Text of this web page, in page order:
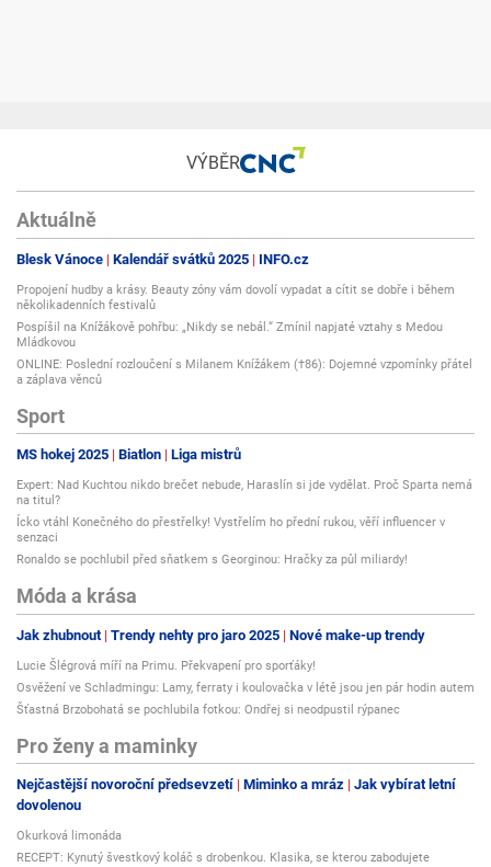
VÝBĚR
Aktuálně
Blesk Vánoce Kalendář svátků 2025 INFO.cz
Propojení hudby a krásy. Beauty zóny vám dovolí vypadat a cítit se dobře i během
několikadenních festivalů
Pospíšil na Knížákově pohřbu: „Nikdy se nebál.“ Zmínil napjaté vztahy s Medou
Mládkovou
ONLINE: Poslední rozloučení s Milanem Knížákem (†86): Dojemné vzpomínky přátel
a záplava věnců
Sport
MS hokej 2025 Biatlon Liga mistrů
Expert: Nad Kuchtou nikdo brečet nebude, Haraslín si jde vydělat. Proč Sparta nemá
na titul?
Ícko vtáhl Konečného do přestřelky! Vystřelím ho přední rukou, věří influencer v
senzaci
Ronaldo se pochlubil před sňatkem s Georginou: Hračky za půl miliardy!
Móda a krása
Jak zhubnout Trendy nehty pro jaro 2025 Nové make-up trendy
Lucie Šlégrová míří na Primu. Překvapení pro sporťáky!
Osvěžení ve Schladmingu: Lamy, ferraty i koulovačka v létě jsou jen pár hodin autem
Šťastná Brzobohatá se pochlubila fotkou: Ondřej si neodpustil rýpanec
Pro ženy a maminky
Nejčastější novoroční předsevzetí Miminko a mráz Jak vybírat letní
dovolenou
Okurková limonáda
RECEPT: Kynutý švestkový koláč s drobenkou. Klasika, se kterou zabodujete